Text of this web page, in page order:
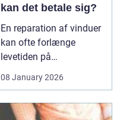
kan det betale sig?
En reparation af vinduer
kan ofte forlænge
levetiden på
glas med mange år. For
valget mellem at
08 January 2026